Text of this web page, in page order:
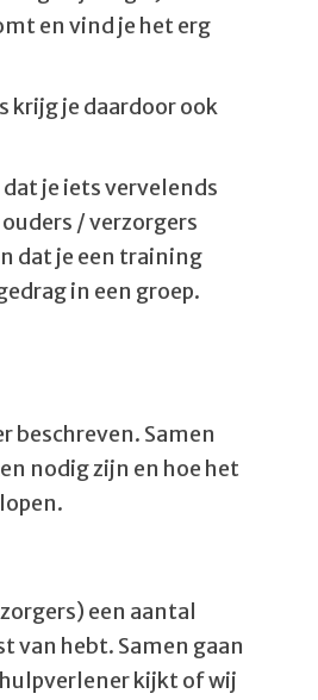
en vind je het erg
krijg je daardoor ook
je iets vervelends
/ verzorgers
dat je een training
in een groep.
beschreven. Samen
nodig zijn en hoe het
een aantal
van hebt. Samen gaan
kijkt of wij